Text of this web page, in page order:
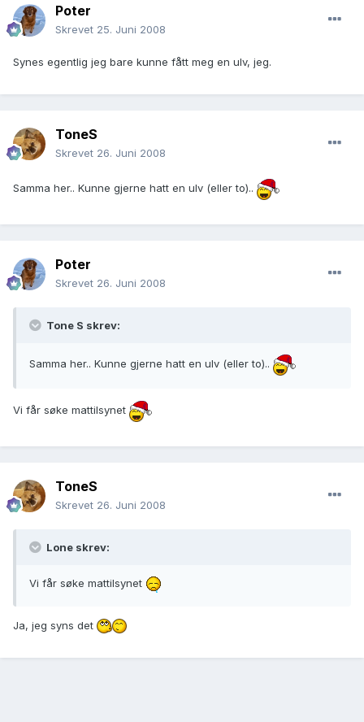
Poter
Skrevet 25. Juni 2008
Synes egentlig jeg bare kunne fått meg en ulv, jeg.
ToneS
Skrevet 26. Juni 2008
Samma her.. Kunne gjerne hatt en ulv (eller to)..
Poter
Skrevet 26. Juni 2008
Tone S skrev:
Samma her.. Kunne gjerne hatt en ulv (eller to)..
Vi får søke mattilsynet
ToneS
Skrevet 26. Juni 2008
Lone skrev:
Vi får søke mattilsynet
Ja, jeg syns det